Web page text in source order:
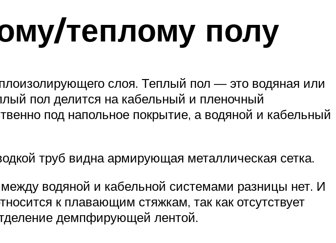
теплому полу
слоя. Теплый пол — это водяная или
пол делится на кабельный и пленочный
под напольное покрытие, а водяной и кабельный
труб видна армирующая металлическая сетка.
водяной и кабельной системами разницы нет. И
к плавающим стяжкам, так как отсутствует
демпфирующей лентой.